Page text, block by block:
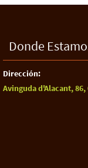
Donde
Dirección:
Avinguda d'Alacant,